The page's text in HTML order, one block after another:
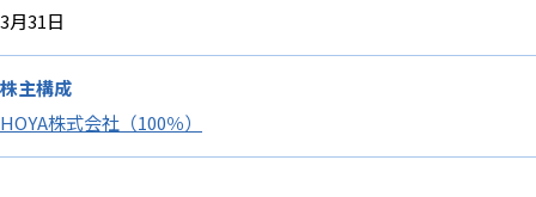
3月31日
株主構成
HOYA株式会社（100％）